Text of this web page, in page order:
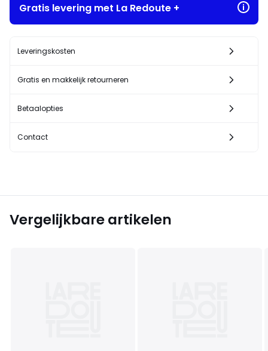
Gratis levering met La Redoute +
Leveringskosten
Gratis en makkelijk retourneren
Betaalopties
Contact
Vergelijkbare artikelen